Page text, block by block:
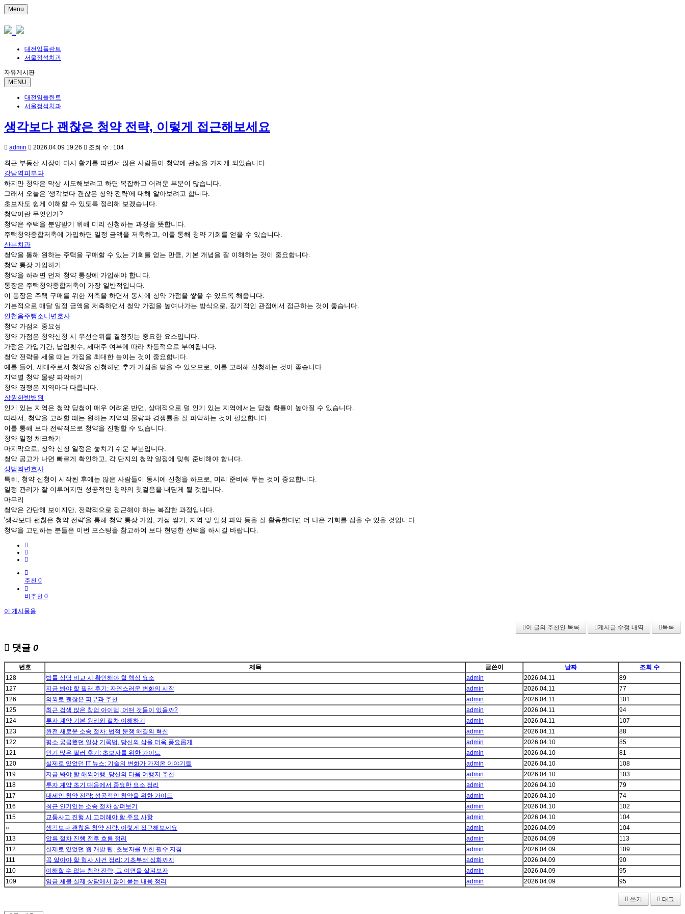
Menu
대전임플란트
서울정석치과
자유게시판
MENU
대전임플란트
서울정석치과
생각보다 괜찮은 청약 전략, 이렇게 접근해보세요
admin 2026.04.09 19:26 조회 수 : 104
최근 부동산 시장이 다시 활기를 띠면서 많은 사람들이 청약에 관심을 가지게 되었습니다.
강남역피부과
하지만 청약은 막상 시도해보려고 하면 복잡하고 어려운 부분이 많습니다.
그래서 오늘은 '생각보다 괜찮은 청약 전략'에 대해 알아보려고 합니다.
초보자도 쉽게 이해할 수 있도록 정리해 보겠습니다.
청약이란 무엇인가?
청약은 주택을 분양받기 위해 미리 신청하는 과정을 뜻합니다.
주택청약종합저축에 가입하면 일정 금액을 저축하고, 이를 통해 청약 기회를 얻을 수 있습니다.
산본치과
청약을 통해 원하는 주택을 구매할 수 있는 기회를 얻는 만큼, 기본 개념을 잘 이해하는 것이 중요합니다.
청약 통장 가입하기
청약을 하려면 먼저 청약 통장에 가입해야 합니다.
통장은 주택청약종합저축이 가장 일반적입니다.
이 통장은 주택 구매를 위한 저축을 하면서 동시에 청약 가점을 쌓을 수 있도록 해줍니다.
기본적으로 매달 일정 금액을 저축하면서 청약 가점을 높여나가는 방식으로, 장기적인 관점에서 접근하는 것이 좋습니다.
인천음주뺑소니변호사
청약 가점의 중요성
청약 가점은 청약신청 시 우선순위를 결정짓는 중요한 요소입니다.
가점은 가입기간, 납입횟수, 세대주 여부에 따라 차등적으로 부여됩니다.
청약 전략을 세울 때는 가점을 최대한 높이는 것이 중요합니다.
예를 들어, 세대주로서 청약을 신청하면 추가 가점을 받을 수 있으므로, 이를 고려해 신청하는 것이 좋습니다.
지역별 청약 물량 파악하기
청약 경쟁은 지역마다 다릅니다.
창원한방병원
인기 있는 지역은 청약 당첨이 매우 어려운 반면, 상대적으로 덜 인기 있는 지역에서는 당첨 확률이 높아질 수 있습니다.
따라서, 청약을 고려할 때는 원하는 지역의 물량과 경쟁률을 잘 파악하는 것이 필요합니다.
이를 통해 보다 전략적으로 청약을 진행할 수 있습니다.
청약 일정 체크하기
마지막으로, 청약 신청 일정은 놓치기 쉬운 부분입니다.
청약 공고가 나면 빠르게 확인하고, 각 단지의 청약 일정에 맞춰 준비해야 합니다.
성범죄변호사
특히, 청약 신청이 시작된 후에는 많은 사람들이 동시에 신청을 하므로, 미리 준비해 두는 것이 중요합니다.
일정 관리가 잘 이루어지면 성공적인 청약의 첫걸음을 내딛게 될 것입니다.
마무리
청약은 간단해 보이지만, 전략적으로 접근해야 하는 복잡한 과정입니다.
'생각보다 괜찮은 청약 전략'을 통해 청약 통장 가입, 가점 쌓기, 지역 및 일정 파악 등을 잘 활용한다면 더 나은 기회를 잡을 수 있을 것입니다.
청약을 고민하는 분들은 이번 포스팅을 참고하여 보다 현명한 선택을 하시길 바랍니다.
추천 0
비추천 0
이 게시물을
이 글의 추천인 목록 게시글 수정 내역 목록
댓글 0
번호 제목 글쓴이 날짜
조회 수
128
법률 상담 비교 시 확인해야 할 핵심 요소 admin 2026.04.11
89
127
지금 봐야 할 필러 후기: 자연스러운 변화의 시작 admin 2026.04.11
77
126
의외로 괜찮은 피부과 추천 admin 2026.04.11
101
125
최근 검색 많은 창업 아이템, 어떤 것들이 있을까? admin 2026.04.11
94
124
투자 계약 기본 원리와 절차 이해하기 admin 2026.04.11
107
123
완전 새로운 소송 절차: 법적 분쟁 해결의 혁신 admin 2026.04.11
88
122
평소 궁금했던 일상 기록법, 당신의 삶을 더욱 풍요롭게 admin 2026.04.10
85
121
인기 많은 필러 후기: 초보자를 위한 가이드 admin 2026.04.10
81
120
실제로 있었던 IT 뉴스: 기술의 변화가 가져온 이야기들 admin 2026.04.10
108
119
지금 봐야 할 해외여행: 당신의 다음 여행지 추천 admin 2026.04.10
103
118
투자 계약 초기 대응에서 중요한 요소 정리 admin 2026.04.10
79
117
대세인 청약 전략: 성공적인 청약을 위한 가이드 admin 2026.04.10
74
116
최근 인기있는 소송 절차 살펴보기 admin 2026.04.10
102
115
교통사고 진행 시 고려해야 할 주요 사항 admin 2026.04.10
104
»
생각보다 괜찮은 청약 전략, 이렇게 접근해보세요 admin 2026.04.09
104
113
압류 절차 진행 전후 흐름 정리 admin 2026.04.09
113
112
실제로 있었던 웹 개발 팁, 초보자를 위한 필수 지침 admin 2026.04.09
109
111
꼭 알아야 할 형사 사건 정리: 기초부터 심화까지 admin 2026.04.09
90
110
이해할 수 없는 청약 전략, 그 이면을 살펴보자 admin 2026.04.09
95
109
임금 체불 실제 상담에서 많이 묻는 내용 정리 admin 2026.04.09 95
쓰기 태그